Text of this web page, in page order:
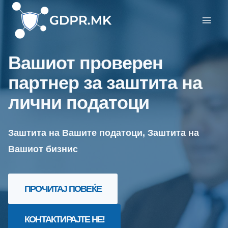
Skip
content
Вашиот проверен
партнер за заштита на
лични податоци
Заштита на Вашите податоци, Заштита на
Вашиот бизнис
ПРОЧИТАЈ ПОВЕЌЕ
КОНТАКТИРАЈТЕ НЕ!